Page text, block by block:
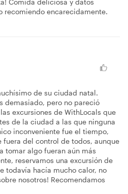
recomiendo encarecidamente.
de su ciudad natal.
demasiado, pero no pareció
excursiones de WithLocals que
de la ciudad a las que ninguna
inconveniente fue el tiempo,
del control de todos, aunque
tomar algo fueran aún más
reservamos una excursión de
todavía hacía mucho calor, no
nosotros! Recomendamos